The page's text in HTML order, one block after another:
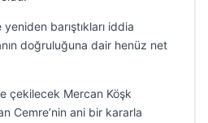
barıştıkları iddia
doğruluğuna dair henüz net
çekilecek Mercan Köşk
Cemre’nin ani bir kararla